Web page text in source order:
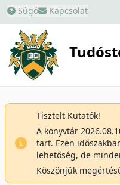
Súgó Kapcsolat
Tisztelt Kutatók!
A könyvtár
tart. Ezen
lehetőség, de
Köszönjük